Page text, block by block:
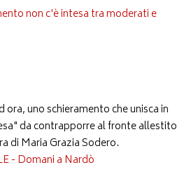
non c'è intesa tra moderati e
ora, uno schieramento che unisca in
da contrapporre al fronte allestito
di Maria Grazia Sodero.
- Domani a Nardò